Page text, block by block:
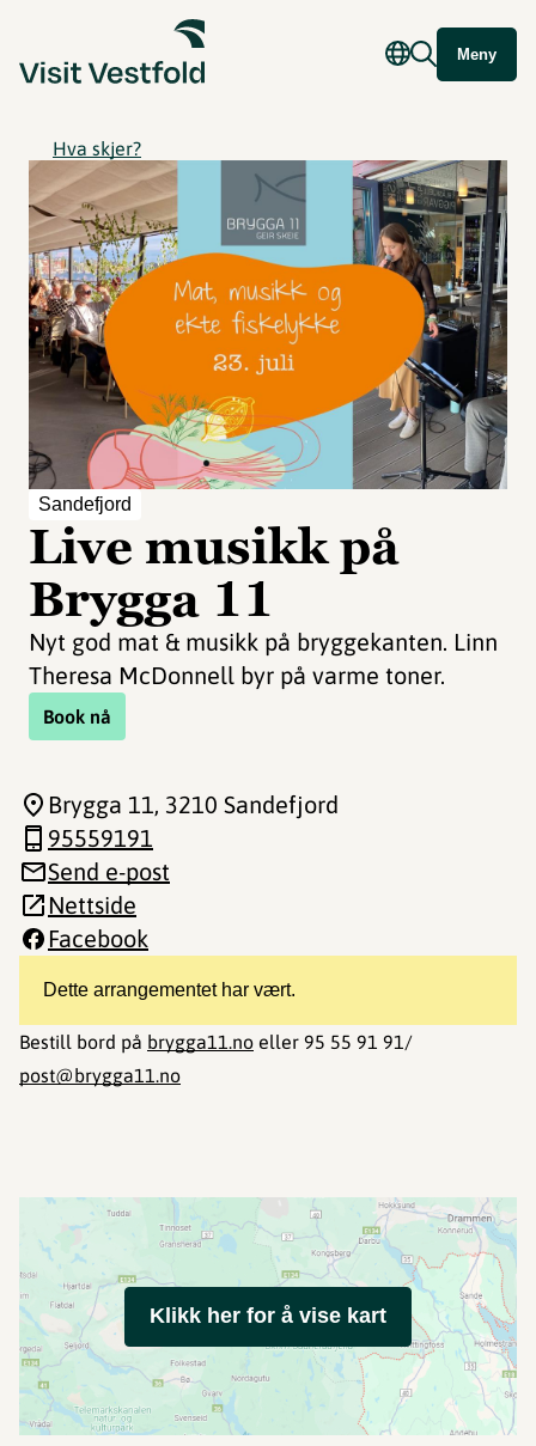
Meny
Hva skjer?
Sandefjord
Live musikk på
Brygga 11
Nyt god mat & musikk på bryggekanten. Linn
Theresa McDonnell byr på varme toner.
Book nå
Dette arrangementet har vært.
Bestill bord på brygga11.no eller 95 55 91 91/
post@brygga11.no
Brygga 11, 3210 Sandefjord
95559191
Send e-post
Nettside
Facebook
Klikk her for å vise kart